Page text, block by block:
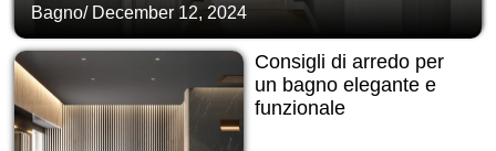
Bagno/ December 12, 2024
Consigli di arredo per
un bagno elegante e
funzionale